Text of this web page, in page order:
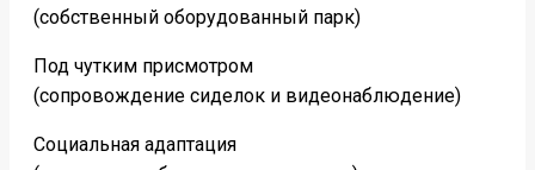
(собственный оборудованный парк)
Под чутким присмотром
(сопровождение сиделок и видеонаблюдение)
Социальная адаптация